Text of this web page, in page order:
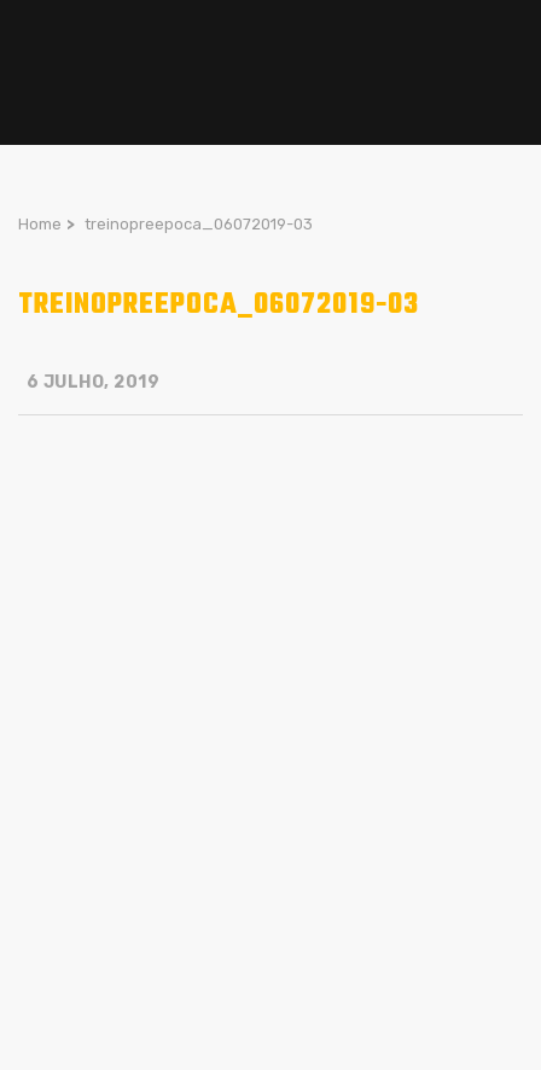
Home > treinopreepoca_06072019-03
TREINOPREEPOCA_06072019-03
6 JULHO, 2019